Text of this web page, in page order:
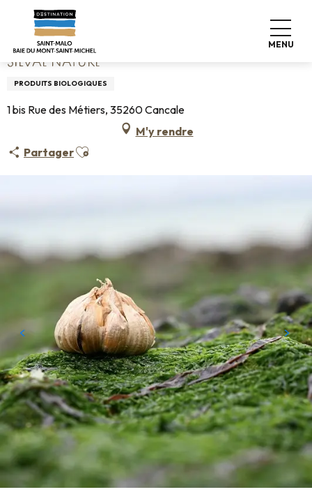
contenu
principal
MENU
Accueil Silvaé Nature
SILVAÉ NATURE
PRODUITS BIOLOGIQUES
1 bis Rue des Métiers, 35260 Cancale
M'y rendre
PartagerAjouter aux favoris